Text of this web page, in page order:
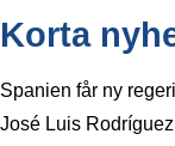
Korta
Spanien får ny
José Luis